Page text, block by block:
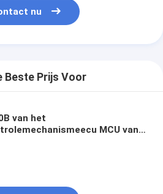
nu
Beste Prijs Voor
van het
MCU van